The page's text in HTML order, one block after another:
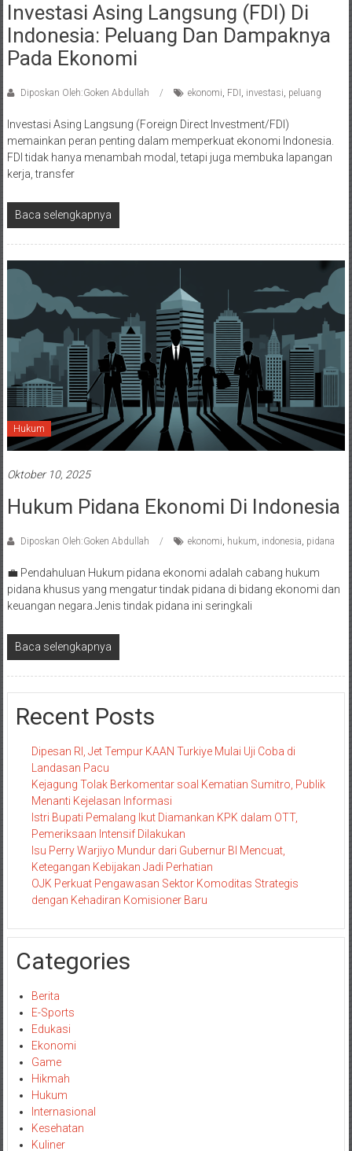
Investasi Asing Langsung (FDI) Di
Indonesia: Peluang Dan Dampaknya
Pada Ekonomi
Diposkan Oleh:Goken Abdullah ekonomi, FDI , investasi, peluang
Investasi Asing Langsung (Foreign Direct Investment/FDI)
memainkan peran penting dalam memperkuat ekonomi Indonesia.
FDI tidak hanya menambah modal, tetapi juga membuka lapangan
kerja, transfer
Baca selengkapnya
Hukum
Oktober 10, 2025
Hukum Pidana Ekonomi Di Indonesia
Diposkan Oleh:Goken Abdullah ekonomi, hukum, indonesia, pidana
💼 Pendahuluan Hukum pidana ekonomi adalah cabang hukum
pidana khusus yang mengatur tindak pidana di bidang ekonomi dan
keuangan negara.Jenis tindak pidana ini seringkali
Baca selengkapnya
Recent Posts
Dipesan RI, Jet Tempur KAAN Turkiye Mulai Uji Coba di
Landasan Pacu
Kejagung Tolak Berkomentar soal Kematian Sumitro, Publik
Menanti Kejelasan Informasi
Istri Bupati Pemalang Ikut Diamankan KPK dalam OTT,
Pemeriksaan Intensif Dilakukan
Isu Perry Warjiyo Mundur dari Gubernur BI Mencuat,
Ketegangan Kebijakan Jadi Perhatian
OJK Perkuat Pengawasan Sektor Komoditas Strategis
dengan Kehadiran Komisioner Baru
Categories
Berita
E-Sports
Edukasi
Ekonomi
Game
Hikmah
Hukum
Internasional
Kesehatan
Kuliner